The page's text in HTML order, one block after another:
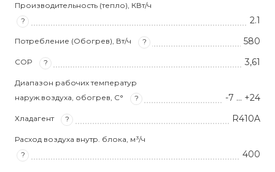
Производительность (тепло), КВт/ч
?
2.1
Потребление (Обогрев), Вт/ч ? 580
COP ? 3,61
Диапазон рабочих температур
наруж.воздуха, обогрев, С°
? -7 … +24
Хладагент ? R410A
Расход воздуха внутр. блока, м³/ч
?
400